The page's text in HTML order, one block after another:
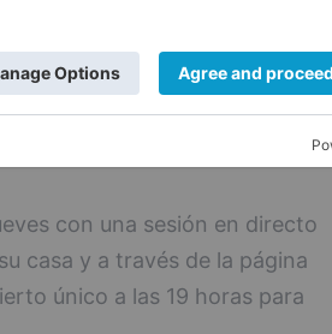
invitará a los seguidores del
Homínidos en directo. En
Australophitecus
será a través del perfil
con una sesión en directo
casa y a través de la página
único a las 19 horas para